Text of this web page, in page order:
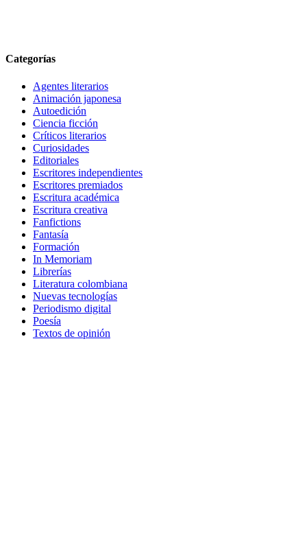
Categorías
Agentes literarios
Animación japonesa
Autoedición
Ciencia ficción
Críticos literarios
Curiosidades
Editoriales
Escritores independientes
Escritores premiados
Escritura académica
Escritura creativa
Fanfictions
Fantasía
Formación
In Memoriam
Librerías
Literatura colombiana
Nuevas tecnologías
Periodismo digital
Poesía
Textos de opinión